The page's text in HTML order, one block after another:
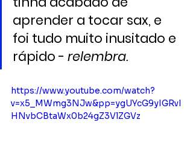
aprender a tocar sax, e
foi tudo muito inusitado e
rápido - relembra.
https://www.youtube.com/watch?
v=x5_MWmg3NJw&pp=ygUYcG9yIGRvI
HNvbCBtaWx0b24gZ3VlZGVz